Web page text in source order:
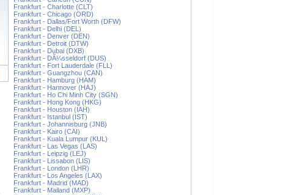
Frankfurt - Charlotte (CLT)
Frankfurt - Chicago (ORD)
Frankfurt - Dallas/Fort Worth (DFW)
Frankfurt - Delhi (DEL)
Frankfurt - Denver (DEN)
Frankfurt - Detroit (DTW)
Frankfurt - Dubai (DXB)
Frankfurt - DÃ¼sseldorf (DUS)
Frankfurt - Fort Lauderdale (FLL)
Frankfurt - Guangzhou (CAN)
Frankfurt - Hamburg (HAM)
Frankfurt - Hannover (HAJ)
Frankfurt - Ho Chi Minh City (SGN)
Frankfurt - Hong Kong (HKG)
Frankfurt - Houston (IAH)
Frankfurt - Istanbul (IST)
Frankfurt - Johannisburg (JNB)
Frankfurt - Kairo (CAI)
Frankfurt - Kuala Lumpur (KUL)
Frankfurt - Las Vegas (LAS)
Frankfurt - Leipzig (LEJ)
Frankfurt - Lissabon (LIS)
Frankfurt - London (LHR)
Frankfurt - Los Angeles (LAX)
Frankfurt - Madrid (MAD)
Frankfurt - Mailand (MXP)